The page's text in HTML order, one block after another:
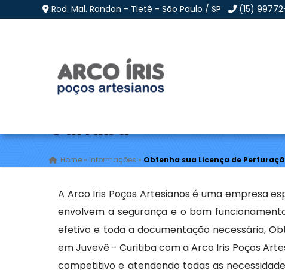
Rod. Mal. Rondon - Tietê - São Paulo / SP (15)
Obtenha sua Licença
Curitiba
Home »Informações » Obtenha sua Licença de
A Arco Iris Poços Artesianos é uma empresa
envolvem a segurança e o bom
efetivo e toda a documentação necessária,
em Juvevê - Curitiba com a Arco Iris Poços
competitivo e atendendo todas as